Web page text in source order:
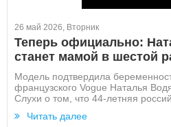
26 май 2026, Вторник
Теперь официально:
станет мамой в шестой
Модель подтвердила
французского Vogue Наталья
Слухи о том, что 44-летняя
Читать далее